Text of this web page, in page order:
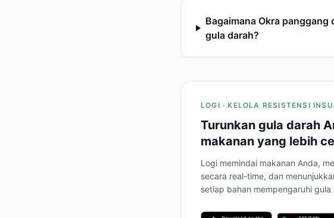
Bagaimana Okra
gula darah?
LOGI · KELOLA RESISTENSI
Turunkan gula darah
makanan yang lebih
Logi memindai makanan Anda,
secara real-time, dan
setiap bahan mempengaruhi gula